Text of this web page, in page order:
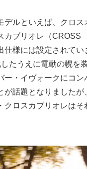
デルといえば、クロス
カブリオレ（
仕様には設定されてい
たうえに電動の幌を
ー・イヴォークにコ
が話題となりましたが
クロスカブリオレはそ